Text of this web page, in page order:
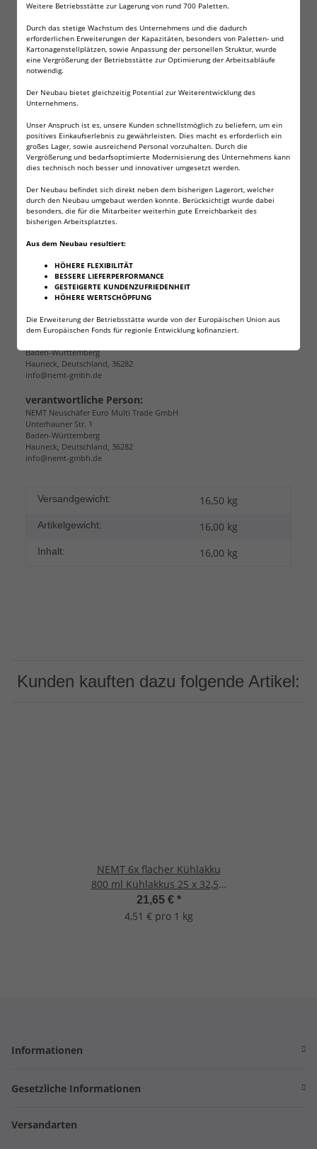
Weitere Betriebsstätte zur Lagerung von rund 700 Paletten.
Durch das stetige Wachstum des Unternehmens und die dadurch
erforderlichen Erweiterungen der Kapazitäten, besonders von Paletten- und
Kartonagenstellplätzen, sowie Anpassung der personellen Struktur, wurde
eine Vergrößerung der Betriebsstätte zur Optimierung der Arbeitsabläufe
notwendig.
Der Neubau bietet gleichzeitig Potential zur Weiterentwicklung des
Unternehmens.
Unser Anspruch ist es, unsere Kunden schnellstmöglich zu beliefern, um ein
positives Einkaufserlebnis zu gewährleisten. Dies macht es erforderlich ein
großes Lager, sowie ausreichend Personal vorzuhalten. Durch die
Vergrößerung und bedarfsoptimierte Modernisierung des Unternehmens kann
dies technisch noch besser und innovativer umgesetzt werden.
Der Neubau befindet sich direkt neben dem bisherigen Lagerort, welcher
durch den Neubau umgebaut werden konnte. Berücksichtigt wurde dabei
besonders, die für die Mitarbeiter weiterhin gute Erreichbarkeit des
bisherigen Arbeitsplatztes.
Aus dem Neubau resultiert:
HÖHERE FLEXIBILITÄT
BESSERE LIEFERPERFORMANCE
GESTEIGERTE KUNDENZUFRIEDENHEIT
HÖHERE WERTSCHÖPFUNG
Die Erweiterung der Betriebsstätte wurde von der Europäischen Union aus
dem Europäischen Fonds für regionle Entwicklung kofinanziert.
Passend ür Ihre Kühltasche oder Kühlbox. Einfach bevor Sie
diesen benötigen einige Stunden in das Gefrierfach oder die
Gefriertruhe legen.
Kühlmittel ist ungiftig. Daher können die Kühlakkus auch zur
Produkten verwandt werden.
Die Akkus können einfach mit einem Tuch und etwas Spülmittel
von Schmutz gereinigt werden.
Wenn Sie noch weitere Kühlakkus benötigen, schauen Sie einfach
in unseren Shop. Wir haben noch andere Varianten,
Leistungsklassen und Größen im Angebot.
Angaben zur Produktsicherheit
Herstellerinformationen:
NEMT Neuschäfer Euro Multi Trade GmbH
Baden-Württemberg
Hauneck, Deutschland, 36282
info@nemt-gmbh.de
verantwortliche Person:
NEMT Neuschäfer Euro Multi Trade GmbH
Unterhauner Str. 1
Baden-Württemberg
Hauneck, Deutschland, 36282
info@nemt-gmbh.de
Versandgewicht: 16,50 kg
Artikelgewicht: 16,00 kg
Inhalt: 16,00 kg
Kunden kauften dazu folgende Artikel:
NEMT 6x flacher Kühlakku
800 ml Kühlakkus 25 x 32,5 x
1,5 cm Kühlelemente Kühlta
21,65 € *
4,51 € pro 1 kg
Informationen
Gesetzliche Informationen
Versandarten